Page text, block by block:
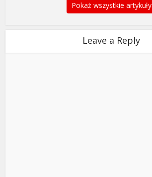
Pokaż wszystkie artykuły
Leave a Reply